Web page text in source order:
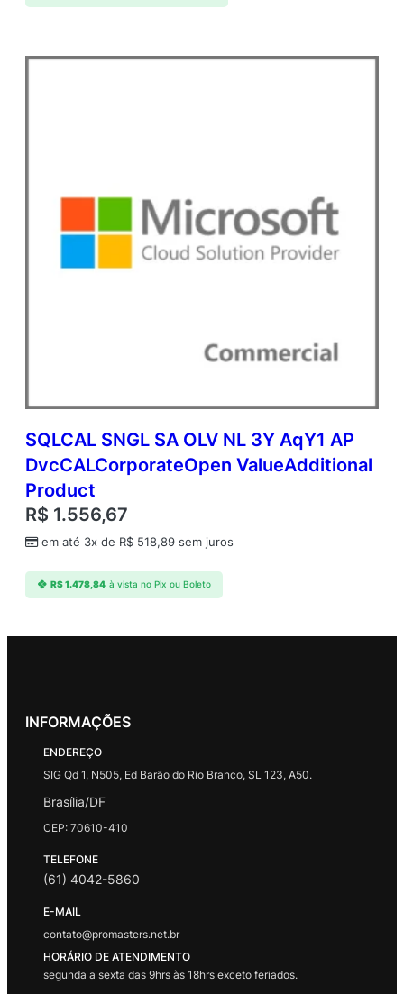
SQLCAL SNGL SA OLV NL 3Y AqY1 AP
DvcCALCorporateOpen ValueAdditional
Product
R$ 1.556,67
em até 3x de R$ 518,89 sem juros
R$1.478,84 à vista no Pix ou Boleto
INFORMAÇÕES
ENDEREÇO
SIG Qd 1, N505, Ed Barão do Rio Branco, SL 123, A50.
Brasília/DF
CEP: 70610-410
TELEFONE
(61) 4042-5860
E-MAIL
contato@promasters.net.br
HORÁRIO DE ATENDIMENTO
segunda a sexta das 9hrs às 18hrs exceto feriados.